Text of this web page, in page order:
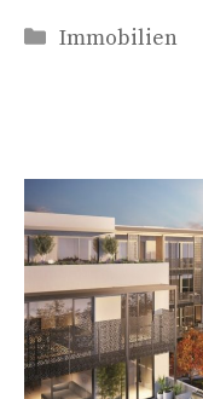
Kategorien
Immobilien